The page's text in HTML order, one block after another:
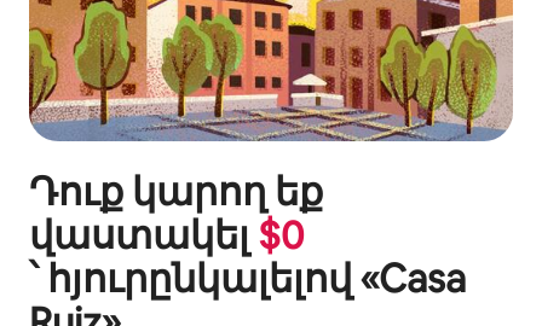
Դուք կարող եք
վաստակել $0
՝ հյուրընկալելով «Casa